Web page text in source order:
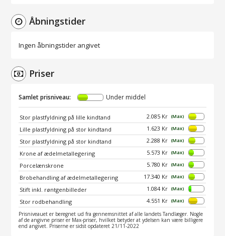
Åbningstider
Ingen åbningstider angivet
Priser
Samlet prisniveau: Under middel
Stor plastfyldning på lille kindtand 2.085 Kr (Max)
Lille plastfyldning på stor kindtand 1.623 Kr (Max)
Stor plastfyldning på stor kindtand 2.288 Kr (Max)
Krone af ædelmetallegering 5.573 Kr (Max)
Porcelænskrone 5.780 Kr (Max)
Brobehandling af ædelmetallegering 17.340 Kr (Max)
Stift inkl. røntgenbilleder 1.084 Kr (Max)
Stor rodbehandling 4.551 Kr (Max)
Prisniveauet er beregnet ud fra gennemsnittet af alle landets Tandlæger. Nogle
af de angivne priser er Max-priser, hvilket betyder at ydelsen kan være billigere
end angivet. Priserne er sidst opdateret 21/11-2022